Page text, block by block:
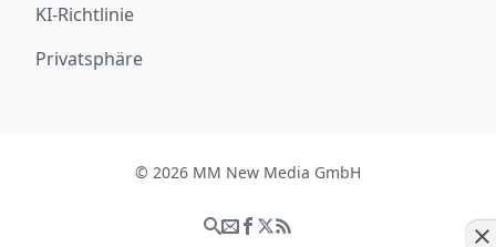
KI-Richtlinie
Privatsphäre
© 2026 MM New Media GmbH